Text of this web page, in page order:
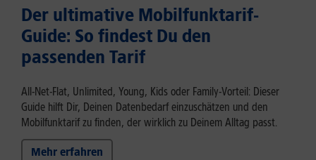
Der ultimative Mobilfunktarif-
Guide: So findest Du den
passenden Tarif
All-Net-Flat, Unlimited, Young, Kids oder Family-Vorteil: Dieser
Guide hilft Dir, Deinen Datenbedarf einzuschätzen und den
Mobilfunktarif zu finden, der wirklich zu Deinem Alltag passt.
Mehr erfahren